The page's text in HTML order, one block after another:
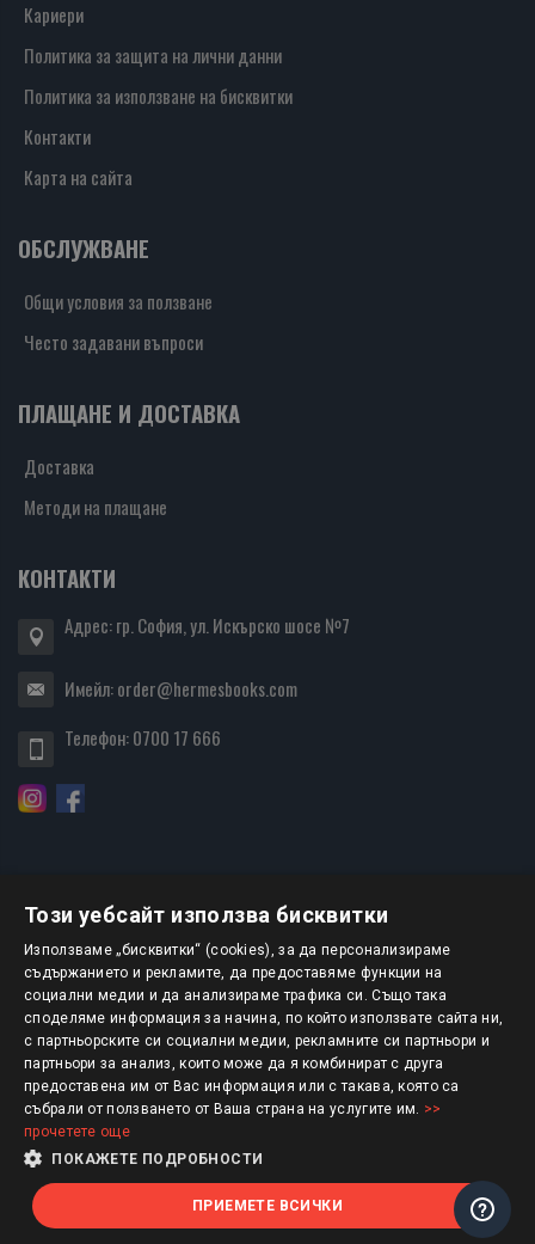
Кариери
Политика за защита на лични данни
Политика за използване на бисквитки
Контакти
Карта на сайта
ОБСЛУЖВАНЕ
Общи условия за ползване
Често задавани въпроси
ПЛАЩАНЕ И ДОСТАВКА
Доставка
Методи на плащане
КОНТАКТИ
Адрес: гр. София, ул. Искърско шосе №7
Имейл:order@hermesbooks.com
Телефон:0700 17 666
БЮЛЕТИН
АБОНИРАНЕ
Авторско право © 2025 HERMESBOOKS.BG
1 EUR = 1.95583 BGN
Този уебсайт използва бисквитки
Използваме „бисквитки“ (cookies), за да персонализираме
съдържанието и рекламите, да предоставяме функции на
социални медии и да анализираме трафика си. Също така
споделяме информация за начина, по който използвате сайта ни,
с партньорските си социални медии, рекламните си партньори и
партньори за анализ, които може да я комбинират с друга
предоставена им от Вас информация или с такава, която са
събрали от ползването от Ваша страна на услугите им. >>
прочетете още
ПОКАЖЕТЕ ПОДРОБНОСТИ
ПРИЕМЕТЕ ВСИЧКИ